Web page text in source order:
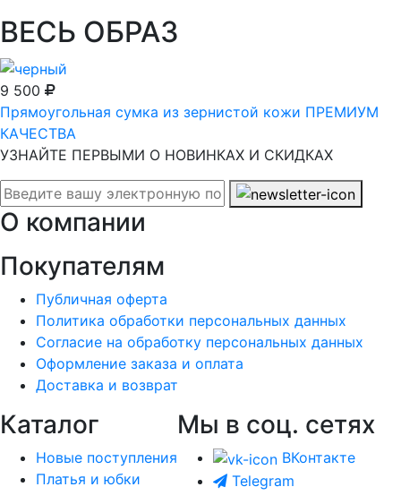
ВЕСЬ ОБРАЗ
9 500
Прямоугольная сумка из зернистой кожи ПРЕМИУМ
КАЧЕСТВА
УЗНАЙТЕ ПЕРВЫМИ О НОВИНКАХ И СКИДКАХ
О компании
Покупателям
Публичная оферта
Политика обработки персональных данных
Согласие на обработку персональных данных
Оформление заказа и оплата
Доставка и возврат
Каталог
Новые поступления
Платья и юбки
Мы в соц. сетях
ВКонтакте
Telegram